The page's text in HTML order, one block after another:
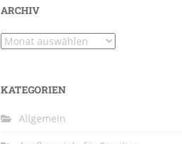
ARCHIV
Archiv
KATEGORIEN
Allgemein